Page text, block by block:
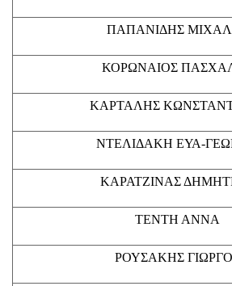
ΠΑΠΑΝΙΔΗΣ
ΚΟΡΩΝΑΙΟΣ
ΚΑΡΤΑΛΗΣ
ΝΤΕΛΙΔΑΚΗ ΕΥΑ-
ΚΑΡΑΤΖΙΝΑΣ
ΤΕΝΤΗ ΑΝΝΑ
ΡΟΥΣΑΚΗΣ